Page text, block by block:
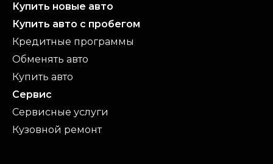
Купить новые авто
Купить авто с пробегом
Кредитные программы
Обменять авто
Купить авто
Сервис
Сервисные услуги
Кузовной ремонт